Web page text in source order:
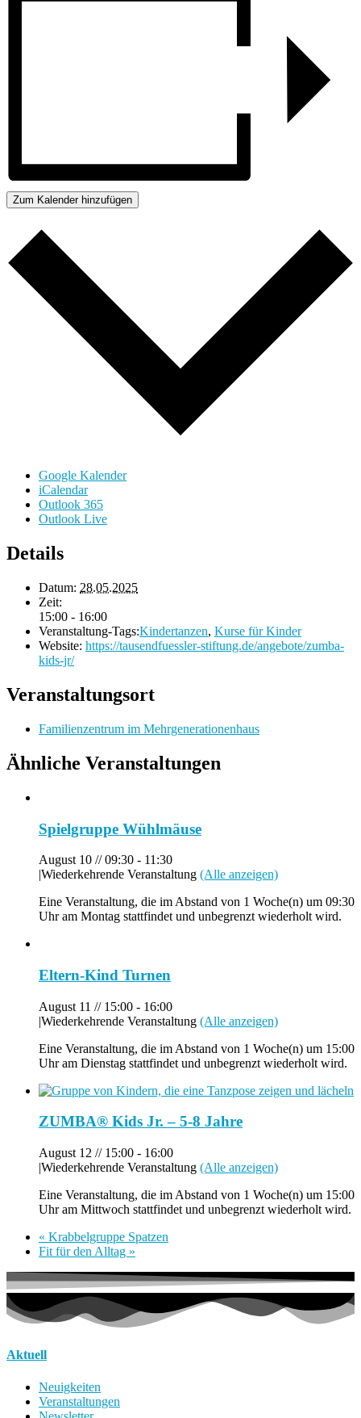
Zum Kalender hinzufügen
Google Kalender
iCalendar
Outlook 365
Outlook Live
Details
Datum: 28.05.2025
Zeit:
15:00 - 16:00
Veranstaltung-Tags:Kindertanzen, Kurse für Kinder
Website: https://tausendfuessler-stiftung.de/angebote/zumba-
kids-jr/
Veranstaltungsort
Familienzentrum im Mehrgenerationenhaus
Ähnliche Veranstaltungen
Spielgruppe Wühlmäuse
August 10 // 09:30 - 11:30
|Wiederkehrende Veranstaltung (Alle anzeigen)
Eine Veranstaltung, die im Abstand von 1 Woche(n) um 09:30
Uhr am Montag stattfindet und unbegrenzt wiederholt wird.
Eltern-Kind Turnen
August 11 // 15:00 - 16:00
|Wiederkehrende Veranstaltung (Alle anzeigen)
Eine Veranstaltung, die im Abstand von 1 Woche(n) um 15:00
Uhr am Dienstag stattfindet und unbegrenzt wiederholt wird.
ZUMBA® Kids Jr. – 5-8 Jahre
August 12 // 15:00 - 16:00
|Wiederkehrende Veranstaltung (Alle anzeigen)
Eine Veranstaltung, die im Abstand von 1 Woche(n) um 15:00
Uhr am Mittwoch stattfindet und unbegrenzt wiederholt wird.
« Krabbelgruppe Spatzen
Fit für den Alltag »
Aktuell
Neuigkeiten
Veranstaltungen